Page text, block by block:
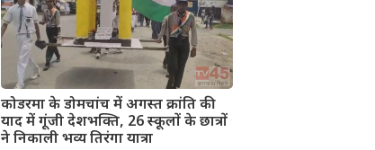
कोडरमा के डोमचांच में अगस्त क्रांति की
याद में गूंजी देशभक्ति, 26 स्कूलों के छात्रों
ने निकाली भव्य तिरंगा यात्रा